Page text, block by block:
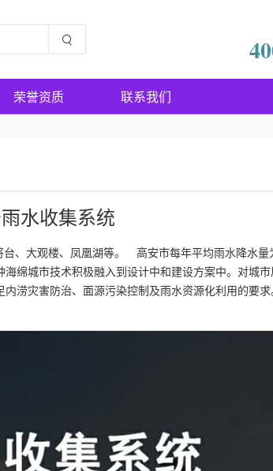
荣誉资质 联系我们
水收集系统
、大观楼、凤凰湖等。 高安市每年平均雨水降水量
绵城市技术积极融入到设计中和建设方案中。对城
涝灾害防治、面源污染控制及雨水资源化利用的要